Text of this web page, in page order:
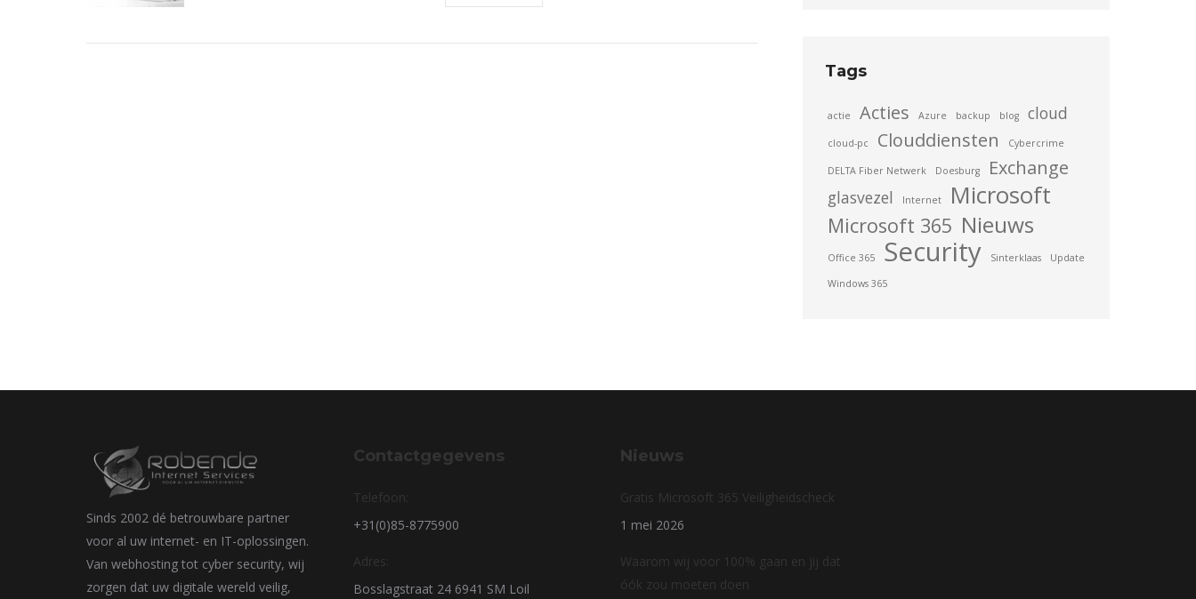
Tags
actie Acties Azure backup blog cloud
cloud-pc Clouddiensten Cybercrime
DELTA Fiber Netwerk Doesburg Exchange
glasvezel Internet Microsoft
Microsoft 365 Nieuws
Office 365 Security Sinterklaas Update
Windows 365
Sinds 2002 dé betrouwbare partner
voor al uw internet- en IT-oplossingen.
Van webhosting tot cyber security, wij
zorgen dat uw digitale wereld veilig,
Contactgegevens
Telefoon:
+31(0)85-8775900
Adres:
Bosslagstraat 24 6941 SM Loil
Nieuws
Gratis Microsoft 365 Veiligheidscheck
1 mei 2026
Waarom wij voor 100% gaan en jij dat
óók zou moeten doen